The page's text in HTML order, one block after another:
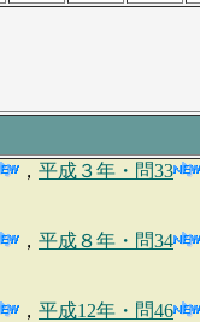
， 平成３年・問33
， 平成８年・問34
， 平成12年・問46